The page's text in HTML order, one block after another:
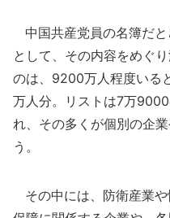
中国共産党員の名簿だ
として、その内容をめぐ
のは、9200万人程度いる
万人分。リストは7万
れ、その多くが個別の企
う。
その中には、防衛産業